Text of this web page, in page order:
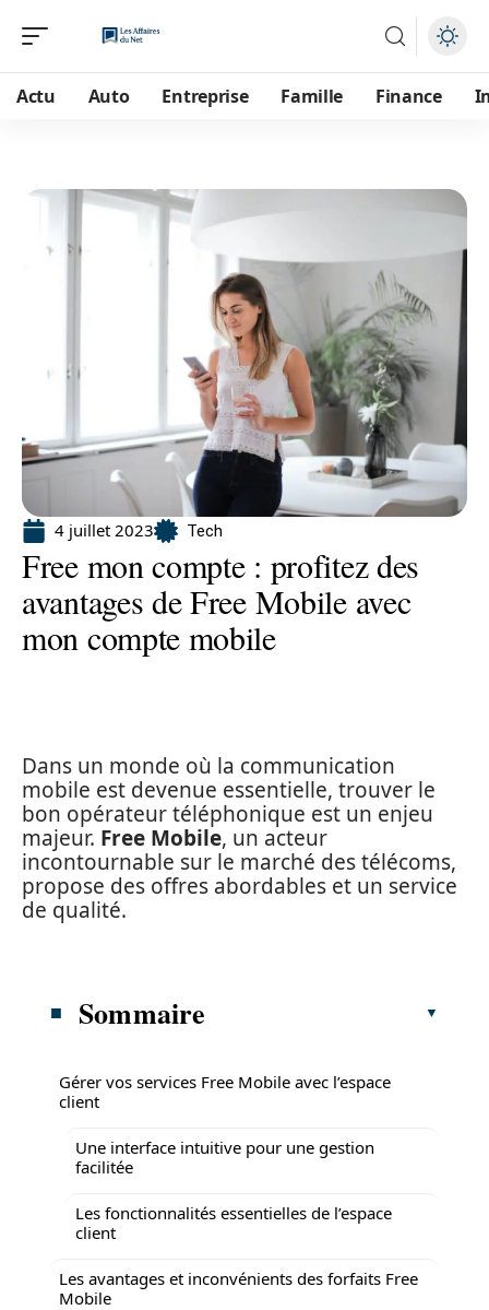
Actu Auto Entreprise Famille Finance
4 juillet 2023 Tech
Free mon compte : profitez des
avantages de Free Mobile avec
mon compte mobile
Dans un monde où la communication
mobile est devenue essentielle, trouver le
bon opérateur téléphonique est un enjeu
majeur. Free Mobile, un acteur
incontournable sur le marché des télécoms,
propose des offres abordables et un service
de qualité.
Sommaire
Gérer vos services Free Mobile avec l’espace
client
Une interface intuitive pour une gestion
facilitée
Les fonctionnalités essentielles de l’espace
client
Les avantages et inconvénients des forfaits Free
Mobile